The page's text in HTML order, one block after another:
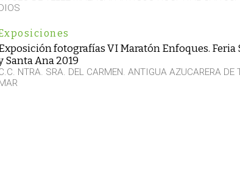
fotografías VI Maratón Enfoques. Feria
Santa Ana 2019
NTRA. SRA. DEL CARMEN. ANTIGUA AZUCARERA DE